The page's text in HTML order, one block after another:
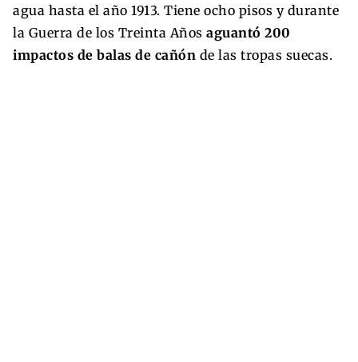
agua hasta el año 1913. Tiene ocho pisos y durante
la Guerra de los Treinta Años aguantó 200
impactos de balas de cañón de las tropas suecas.